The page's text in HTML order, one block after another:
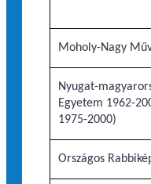
Moholy-Nagy
Nyugat-
Egyetem 1962-
1975-2000)
Országos